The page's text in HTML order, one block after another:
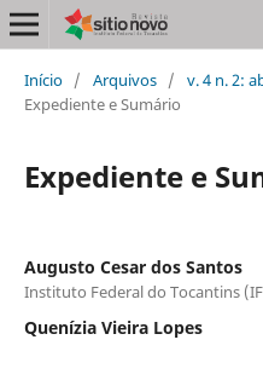
Início / Arquivos / v. 4 n. 2:
Expediente e Sumário
Expediente e
Augusto Cesar dos Santos
Instituto Federal do Tocantins
Quenízia Vieira Lopes